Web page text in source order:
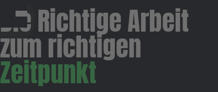
Die Richtige Arbeit
zum richtigen
Zeitpunkt